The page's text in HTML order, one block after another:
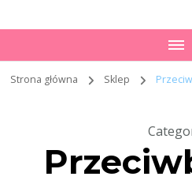
Strona główna Sklep